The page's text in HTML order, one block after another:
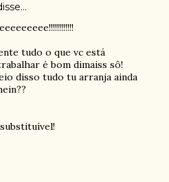
tudo o que vc está
é bom dimaiss sô!
disso tudo tu arranja ainda